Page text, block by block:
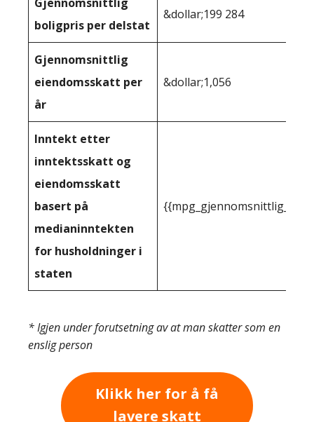
boligpris per delstat
&dollar;199 284
Gjennomsnittlig
eiendomsskatt per
år
&dollar;1,056
Inntekt etter
inntektsskatt og
eiendomsskatt
basert på
medianinntekten
for husholdninger i
staten
* Igjen under forutsetning av at man skatter som en
enslig person
Klikk her for å få
lavere skatt